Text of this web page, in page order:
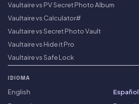
Vaultaire vs PV Secret Photo Album
Vaultaire vs Calculator#
Vaultaire vs Secret Photo Vault
Vaultaire vs Hide it Pro
Vaultaire vs Safe Lock
IDIOMA
English
Español